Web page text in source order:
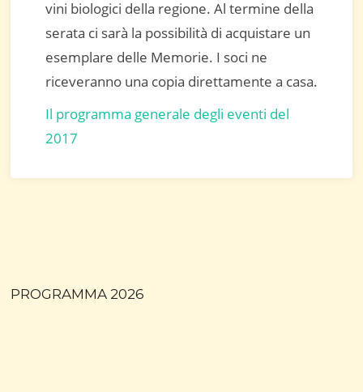
vini biologici della regione. Al termine della
serata ci sarà la possibilità di acquistare un
esemplare delle Memorie. I soci ne
riceveranno una copia direttamente a casa.
Il programma generale degli eventi del
2017
PROGRAMMA 2026